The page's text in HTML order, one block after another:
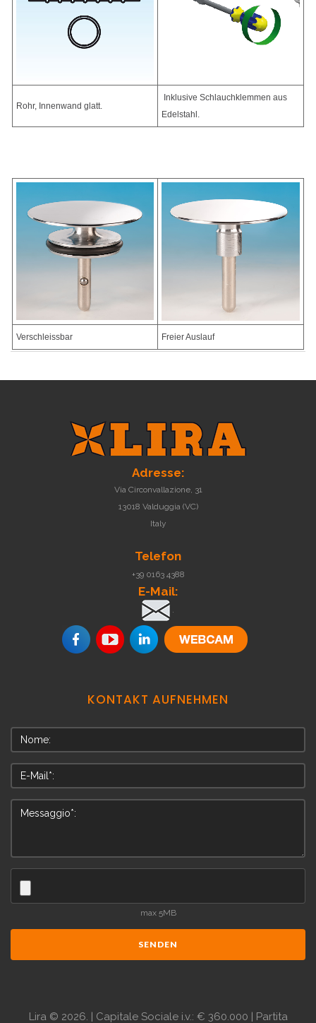
Rohr, Innenwand glatt.
Inklusive Schlauchklemmen aus
Edelstahl.
Verschleissbar Freier Auslauf
Adresse:
Via Circonvallazione, 31
13018 Valduggia (VC)
Italy
Telefon
+39 0163 4388
E-Mail:
.
KONTAKT AUFNEHMEN
max 5MB
SENDEN
Lira © 2026. | Capitale Sociale i.v.: € 360.000 | Partita